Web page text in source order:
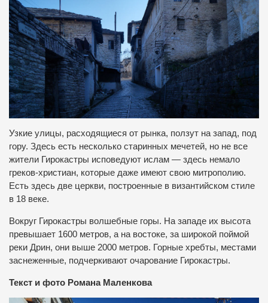
Узкие улицы, расходящиеся от рынка, ползут на запад, под
гору. Здесь есть несколько старинных мечетей, но не все
жители Гирокастры исповедуют ислам — здесь немало
греков-христиан, которые даже имеют свою митрополию.
Есть здесь две церкви, построенные в византийском стиле
в 18 веке.
Вокруг Гирокастры волшебные горы. На западе их высота
превышает 1600 метров, а на востоке, за широкой поймой
реки Дрин, они выше 2000 метров. Горные хребты, местами
заснеженные, подчеркивают очарование Гирокастры.
Текст и фото Романа Маленкова